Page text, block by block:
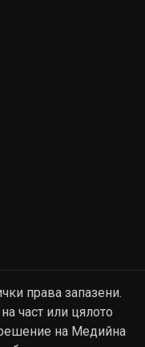
права запазени.
част или цялото
на Медийна